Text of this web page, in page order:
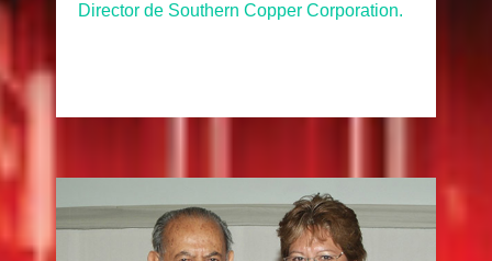
Director de Southern Copper Corporation.